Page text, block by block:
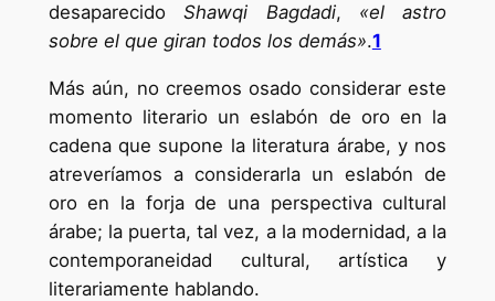
desaparecidoShawqi Bagdadi, «el astro
sobre el que giran todos los demás».1
Más aún, no creemos osado considerar este
momento literario un eslabón de oro en la
cadena que supone la literatura árabe, y nos
atreveríamos a considerarla un eslabón de
oro en la forja de una perspectiva cultural
árabe; la puerta, tal vez, a la modernidad, a la
contemporaneidad cultural, artística y
literariamente hablando.